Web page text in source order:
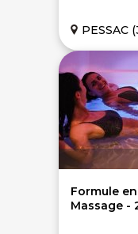
PESSAC
Formule
Massage -